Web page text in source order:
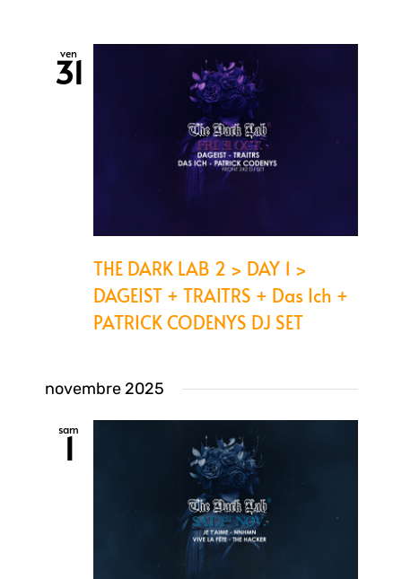
ven
31
THE DARK LAB 2 > DAY 1 >
DAGEIST + TRAITRS + Das Ich +
PATRICK CODENYS DJ SET
novembre 2025
sam
1